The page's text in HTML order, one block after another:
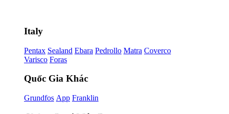
Italy
Pentax Sealand Ebara Pedrollo Matra Coverco
Varisco Foras
Quốc Gia Khác
Grundfos App Franklin